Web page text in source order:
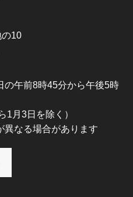
10
の午前8時45分から午後5時
1月3日を除く）
なる場合があります